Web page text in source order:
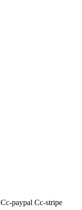
Cc-paypal Cc-stripe